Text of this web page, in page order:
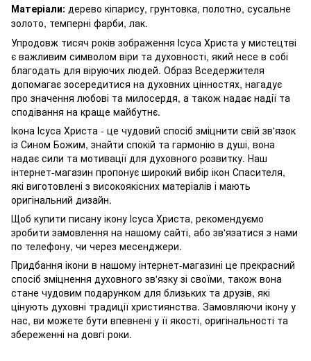
Матеріали: дерево кіпарису, грунтовка, полотно, сусальне
золото, темперні фарби, лак.
Упродовж тисяч років зображення Ісуса Христа у мистецтві
є важливим символом віри та духовності, який несе в собі
благодать для віруючих людей. Образ Вседержителя
допомагає зосередитися на духовних цінностях, нагадує
про значення любові та милосердя, а також надає надії та
сподівання на краще майбутнє.
Ікона Ісуса Христа - це чудовий спосіб зміцнити свій зв'язок
із Сином Божим, знайти спокій та гармонію в душі, вона
надає сили та мотивації для духовного розвитку. Наш
інтернет-магазин пропонує широкий вибір ікон Спасителя,
які виготовлені з високоякісних матеріалів і мають
оригінальний дизайн.
Щоб купити писану ікону Ісуса Христа, рекомендуємо
зробити замовлення на нашому сайті, або зв'язатися з нами
по телефону, чи через месенджери.
Придбання ікони в нашому інтернет-магазині це прекрасний
спосіб зміцнення духовного зв'язку зі своїми, також вона
стане чудовим подарунком для близьких та друзів, які
цінують духовні традиції християнства. Замовляючи ікону у
нас, ви можете бути впевнені у її якості, оригінальності та
збереженні на довгі роки.